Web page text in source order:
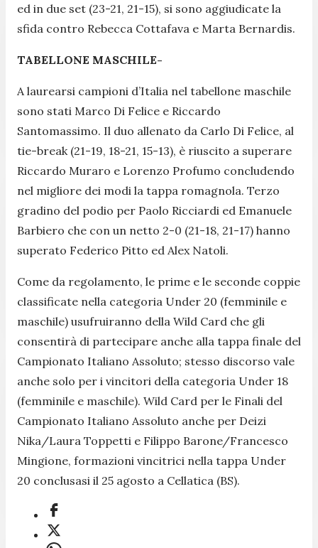
ed in due set (23-21, 21-15), si sono aggiudicate la
sfida contro Rebecca Cottafava e Marta Bernardis.
TABELLONE MASCHILE-
A laurearsi campioni d’Italia nel tabellone maschile
sono stati Marco Di Felice e Riccardo
Santomassimo. Il duo allenato da Carlo Di Felice, al
tie-break (21-19, 18-21, 15-13), è riuscito a superare
Riccardo Muraro e Lorenzo Profumo concludendo
nel migliore dei modi la tappa romagnola. Terzo
gradino del podio per Paolo Ricciardi ed Emanuele
Barbiero che con un netto 2-0 (21-18, 21-17) hanno
superato Federico Pitto ed Alex Natoli.
Come da regolamento, le prime e le seconde coppie
classificate nella categoria Under 20 (femminile e
maschile) usufruiranno della Wild Card che gli
consentirà di partecipare anche alla tappa finale del
Campionato Italiano Assoluto; stesso discorso vale
anche solo per i vincitori della categoria Under 18
(femminile e maschile). Wild Card per le Finali del
Campionato Italiano Assoluto anche per Deizi
Nika/Laura Toppetti e Filippo Barone/Francesco
Mingione, formazioni vincitrici nella tappa Under
20 conclusasi il 25 agosto a Cellatica (BS).